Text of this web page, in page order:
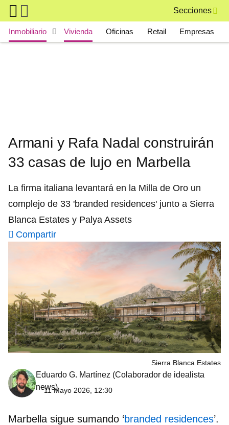
Skip to main content
Secciones
Main navigation
Inmobiliario Vivienda Oficinas Retail Empresas
Armani y Rafa Nadal construirán
33 casas de lujo en Marbella
La firma italiana levantará en la Milla de Oro un
complejo de 33 'branded residences' junto a Sierra
Blanca Estates y Palya Assets
Compartir
Sierra Blanca Estates
Eduardo G. Martínez (Colaborador de idealista
news)
11 Mayo 2026, 12:30
Marbella sigue sumando ‘branded residences’.